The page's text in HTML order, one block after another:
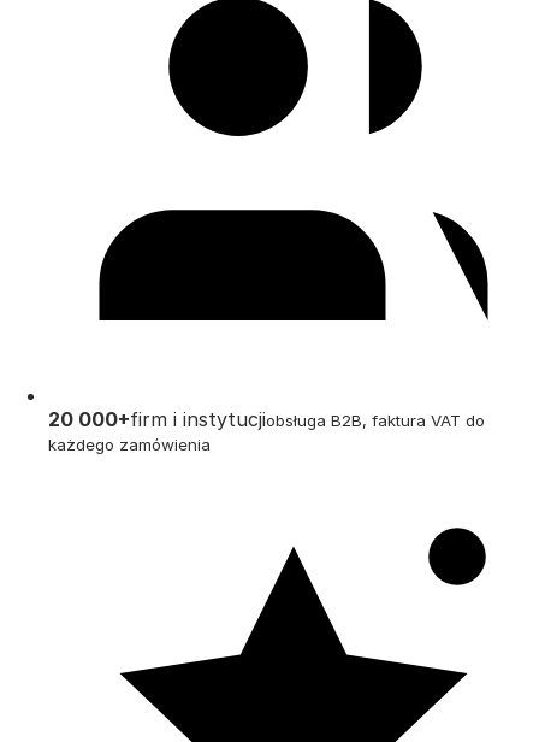
20 000+firm i instytucjiobsługa B2B, faktura VAT do
każdego zamówienia